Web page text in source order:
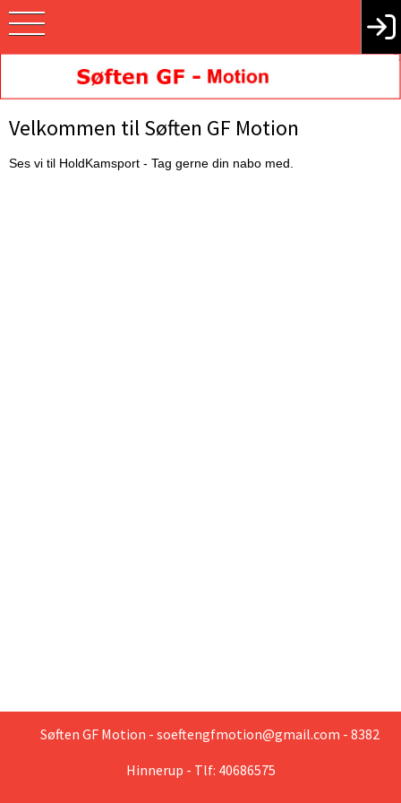
Velkommen til Søften GF Motion
Ses vi til HoldKamsport - Tag gerne din nabo med.
Søften GF Motion - soeftengfmotion@gmail.com - 8382
Hinnerup - Tlf: 40686575